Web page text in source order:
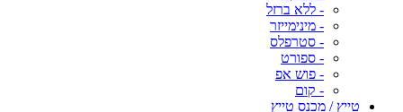
- ללא ברזל
- מינימייזר
- סטרפלס
- ספורט
- פוש אפ
- קום
טייץ / מכנס טייץ